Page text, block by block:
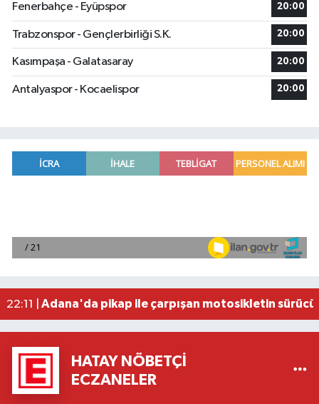
Fenerbahçe - Eyüpspor 20:00
Trabzonspor - Gençlerbirliği S.K. 20:00
Kasımpaşa - Galatasaray 20:00
Antalyaspor - Kocaelispor 20:00
22:58 |
Hataylıların Beklediği Haber Geldi: TOKİ Konut
22:11 | Adana'da pikap ile çarpışan motosikletin
HATAY NÖBETÇI
ECZANELER